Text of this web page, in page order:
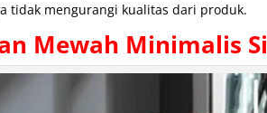
tidak mengurangi kualitas dari produk.
Mewah Minimalis